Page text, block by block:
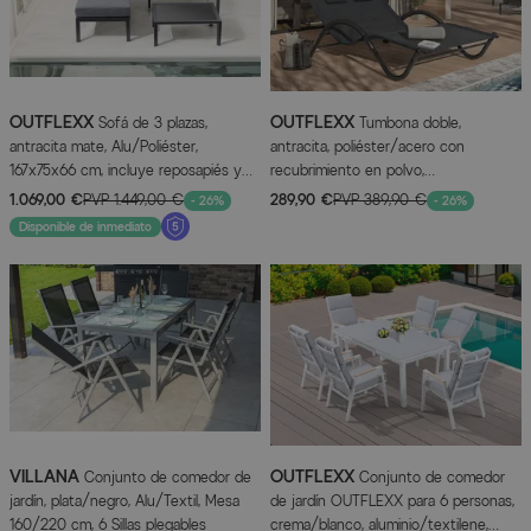
OUTFLEXX Sofá de 3 plazas,
antracita mate, Alu/Poliéster,
167x75x66 cm, incluye reposapiés y
mesa auxiliar
1.069,00 €PVP1.449,00 € - 26%
Disponible de inmediato
OUTFLEXX Tumbona doble,
antracita, poliéster/acero con
recubrimiento en polvo,
205x138x34cm, incl. cojines
289,90 €PVP389,90 € - 26%
VILLANA Conjunto de comedor de
jardín, plata/negro, Alu/Textil, Mesa
160/220 cm, 6 Sillas plegables
OUTFLEXX Conjunto de comedor
de jardín OUTFLEXX para 6 personas,
crema/blanco, aluminio/textilene,